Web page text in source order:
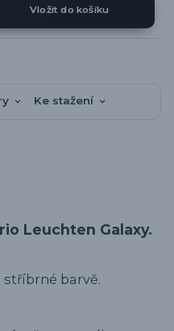
Vložit do košíku
Ke stažení
Leuchten Galaxy.
stříbrné barvě.